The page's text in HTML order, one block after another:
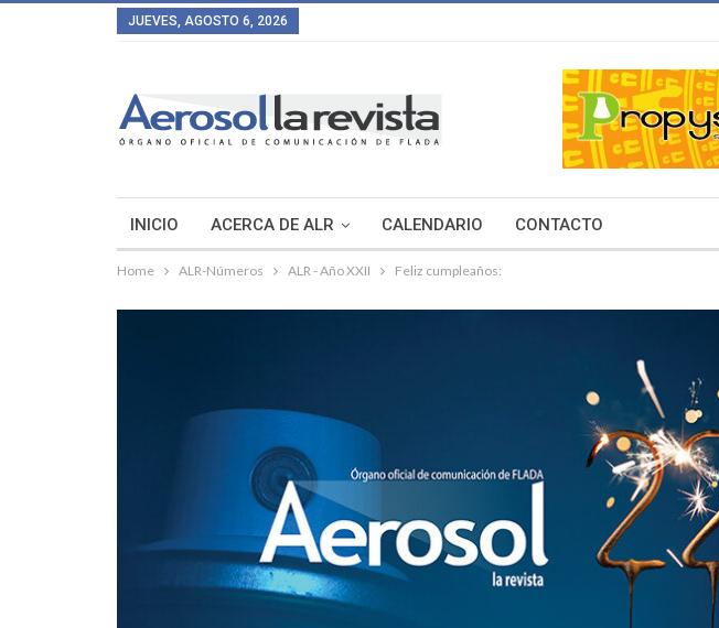
JUEVES, AGOSTO 6, 2026
INICIO ACERCA DE ALR CALENDARIO CONTACTO
Home ALR-Números ALR - Año XXII Feliz cumpleaños: